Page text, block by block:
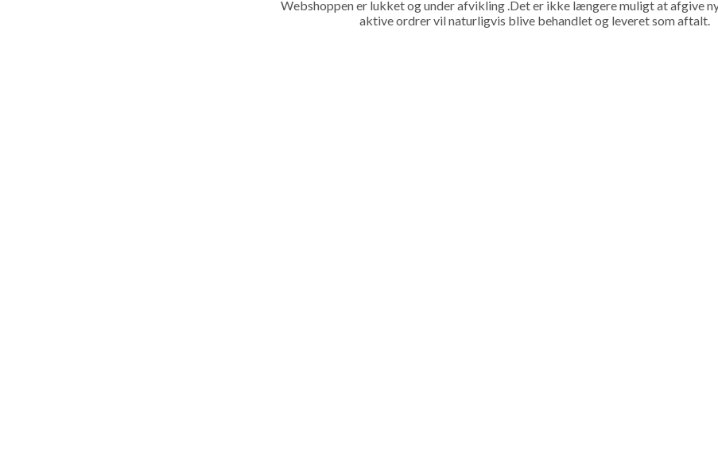
Webshoppen er lukket og under afvikling .Det er ikke længere muligt at afgive
aktive ordrer vil naturligvis blive behandlet og leveret som aftalt.